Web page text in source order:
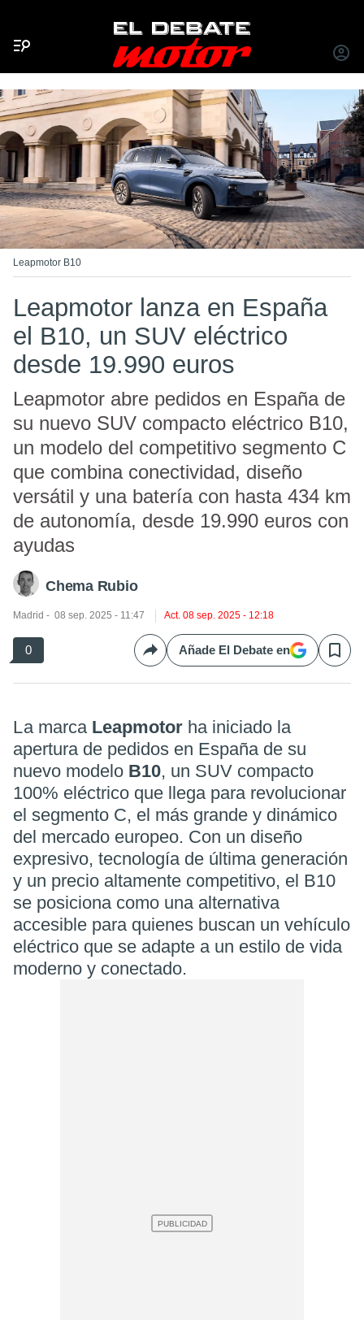
INICIAR
Leapmotor B10
Leapmotor lanza en España
el B10, un SUV eléctrico
desde 19.990 euros
Leapmotor abre pedidos en España de
su nuevo SUV compacto eléctrico B10,
un modelo del competitivo segmento C
que combina conectividad, diseño
versátil y una batería con hasta 434 km
de autonomía, desde 19.990 euros con
ayudas
Chema Rubio
Madrid 08 sep. 2025 - 11:47 Act. 08 sep. 2025 - 12:18
0 CompartirAñade El Debate en Save
La marca Leapmotor ha iniciado la
apertura de pedidos en España de su
nuevo modelo B10, un SUV compacto
100% eléctrico que llega para revolucionar
el segmento C, el más grande y dinámico
del mercado europeo. Con un diseño
expresivo, tecnología de última generación
y un precio altamente competitivo, el B10
se posiciona como una alternativa
accesible para quienes buscan un vehículo
eléctrico que se adapte a un estilo de vida
moderno y conectado.